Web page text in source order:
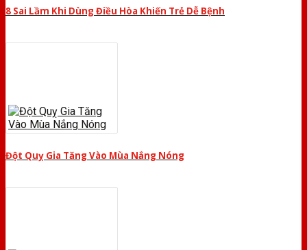
8 Sai Lầm Khi Dùng Điều Hòa Khiến Trẻ Dễ Bệnh
Đột Quỵ Gia Tăng Vào Mùa Nắng Nóng